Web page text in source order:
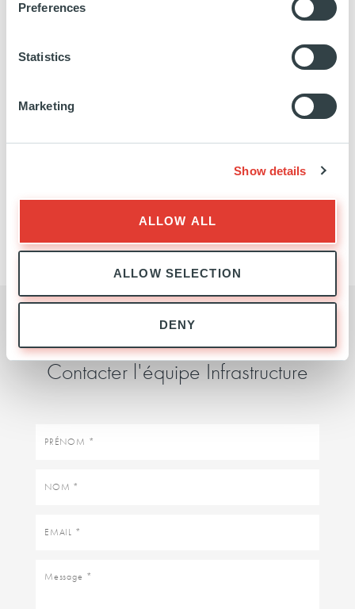
Preferences
Statistics
Marketing
Show details
ALLOW ALL
ALLOW SELECTION
DENY
DEMANDE DE RENSEIGNEMENTS
Contacter l'équipe Infrastructure
Prénom
Nom
Email
Message